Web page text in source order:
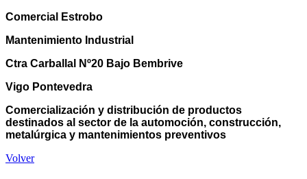
Comercial Estrobo
Mantenimiento Industrial
Ctra Carballal Nº20 Bajo Bembrive
Vigo Pontevedra
Comercialización y distribución de productos
destinados al sector de la automoción, construcción,
metalúrgica y mantenimientos preventivos
Volver